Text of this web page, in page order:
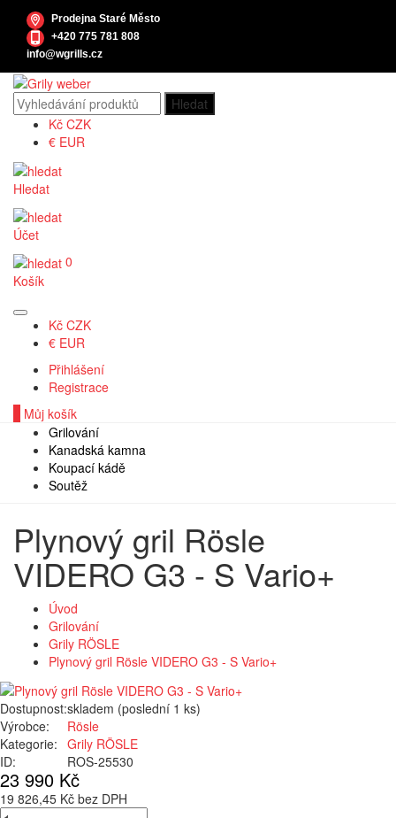
Prodejna Staré Město
+420 775 781 808
info@wgrills.cz
Kč CZK
€ EUR
Hledat
Účet
0
Košík
Kč CZK
€ EUR
Přihlášení
Registrace
Můj košík
Grilování
Kanadská kamna
Koupací kádě
Soutěž
Plynový gril Rösle
VIDERO G3 - S Vario+
Úvod
Grilování
Grily RÖSLE
Plynový gril Rösle VIDERO G3 - S Vario+
Dostupnost:skladem (poslední 1 ks)
Výrobce:
Rösle
Kategorie: Grily RÖSLE
ID:
ROS-25530
23 990 Kč
19 826,45 Kč bez DPH